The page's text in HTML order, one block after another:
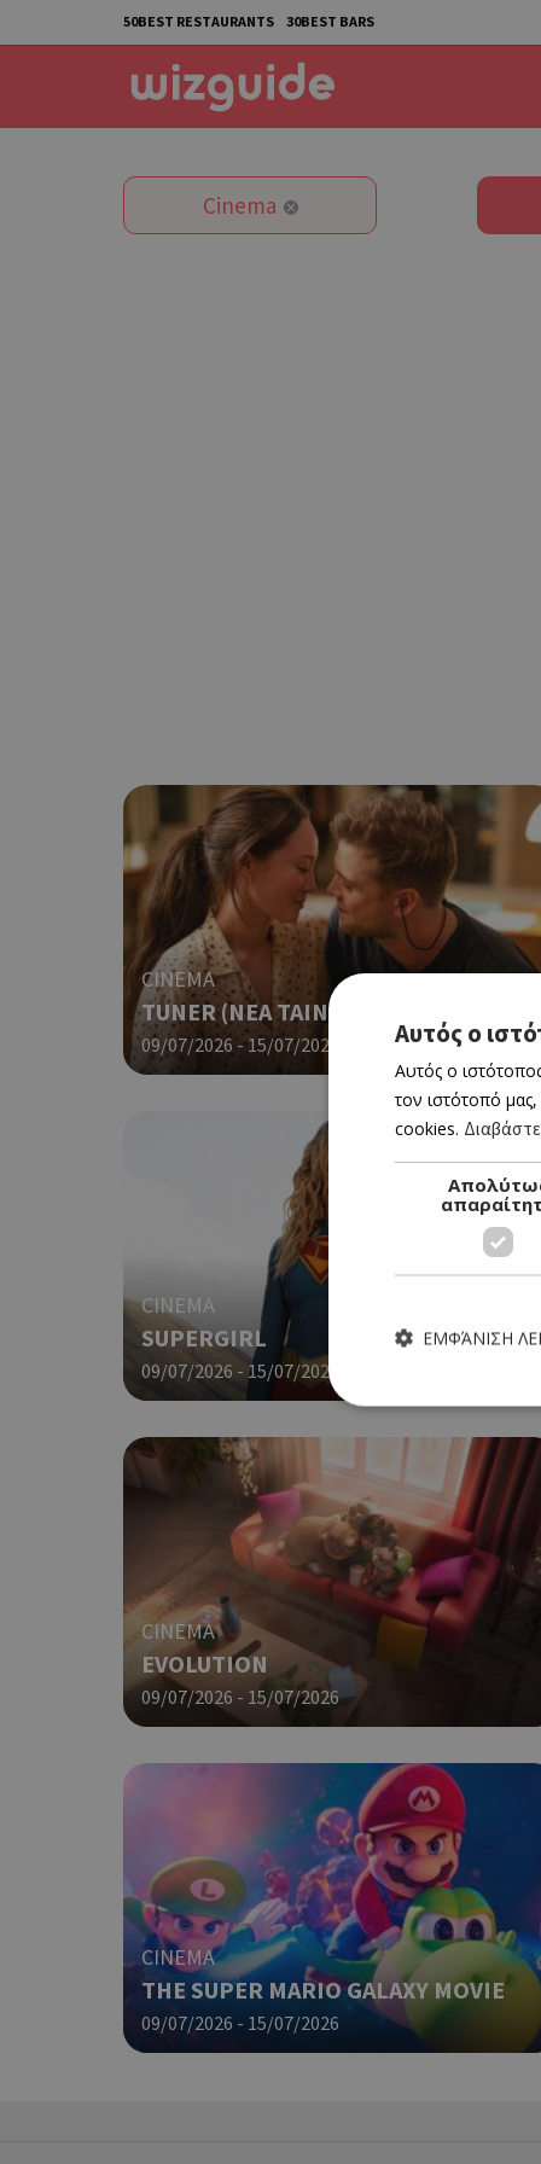
50BEST RESTAURANTS 30BEST BARS
Cinema
CINEMA
TUNER (ΝΕΑ ΤΑΙΝΙΑ)
09/07/2026 - 15/07/2026
CINEMA
SUPERGIRL
09/07/2026 - 15/07/2026
CINEMA
EVOLUTION
09/07/2026 - 15/07/2026
CINEMA
THE SUPER MARIO GALAXY MOVIE
09/07/2026 - 15/07/2026
Αυτός ο
Αυτός ο
τον ιστότοπό
cookies.
ΕΜΦΆΝΙΣΗ
Τα απολύτως
ιστότοπος δεν μπορεί
Ονοματεπώνυμο
G_ENABLED_IDPS
G_ENABLED_IDPS
takeOverCookie